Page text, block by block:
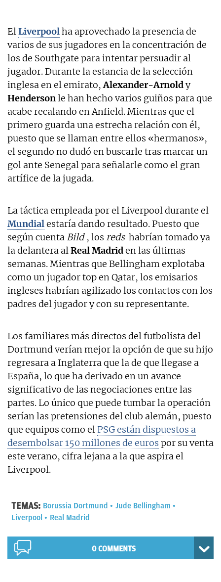
ElLiverpoolha aprovechado la presencia de
varios de sus jugadores en la concentración de
los de Southgate para intentar persuadir al
jugador. Durante la estancia de la selección
inglesa en el emirato,Alexander-Arnoldy
Hendersonle han hecho varios guiños para que
acabe recalando en Anfield. Mientras que el
primero guarda una estrecha relación con él,
puesto que se llaman entre ellos «hermanos»,
el segundo no dudó en buscarle tras marcar un
gol ante Senegal para señalarle como el gran
artífice de la jugada.
La táctica empleada por el Liverpool durante el
Mundialestaría dando resultado. Puesto que
según cuenta Bild , los reds habrían tomado ya
la delantera alReal Madriden las últimas
semanas. Mientras que Bellingham explotaba
como un jugador top en Qatar, los emisarios
ingleses habrían agilizado los contactos con los
padres del jugador y con su representante.
Los familiares más directos del futbolista del
Dortmund verían mejor la opción de que su hijo
regresara a Inglaterra que la de que llegase a
España, lo que ha derivado en un avance
significativo de las negociaciones entre las
partes. Lo único que puede tumbar la operación
serían las pretensiones del club alemán, puesto
que equipos como el PSG están dispuestos a
desembolsar 150 millones de euros por su venta
este verano, cifra lejana a la que aspira el
Liverpool.
TEMAS: Borussia Dortmund
Jude Bellingham
Liverpool
Real Madrid
0 COMMENTS